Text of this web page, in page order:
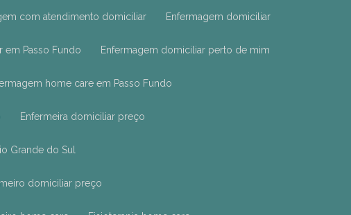
com atendimento domiciliar Enfermagem domiciliar
em Passo Fundo Enfermagem domiciliar perto de mim
home care em Passo Fundo
Enfermeira domiciliar preço
Grande do Sul
domiciliar preço